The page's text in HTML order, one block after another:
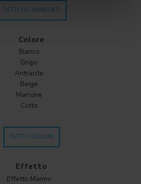
TUTTI GLI AMBIENTI
Colore
Bianco
Grigio
Antracite
Beige
Marrone
Cotto
TUTTI I COLORI
Effetto
Effetto Marmo